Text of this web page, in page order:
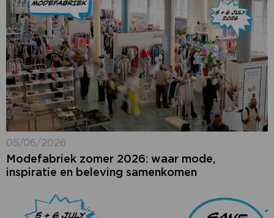
05/06/2026
Modefabriek zomer 2026: waar mode,
inspiratie en beleving samenkomen